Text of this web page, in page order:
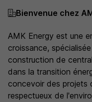
Bienvenue chez
AMK Energy est une
croissance,
construction de
dans la transition
concevoir des projets
respectueux de